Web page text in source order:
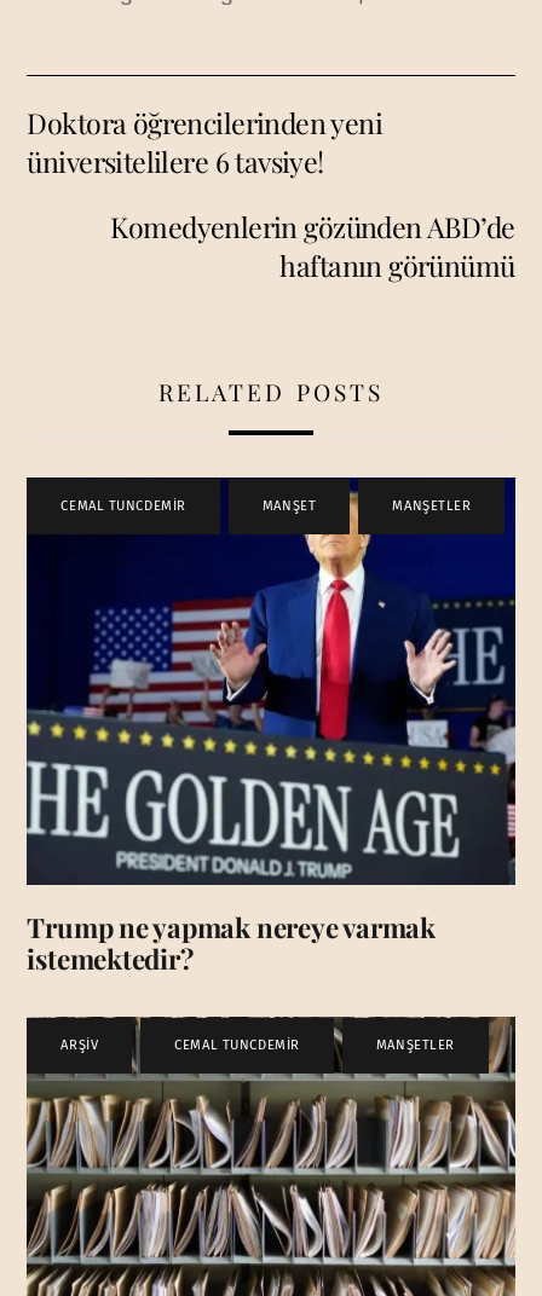
Doktora öğrencilerinden yeni
üniversitelilere 6 tavsiye!
Komedyenlerin gözünden ABD’de
haftanın görünümü
RELATED POSTS
CEMAL TUNCDEMİR MANŞET , MANŞETLER
Trump ne yapmak nereye varmak
istemektedir?
ARŞİV CEMAL TUNCDEMİR , MANŞETLER